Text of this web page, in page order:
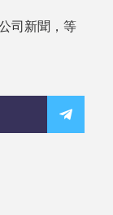
司新聞，等